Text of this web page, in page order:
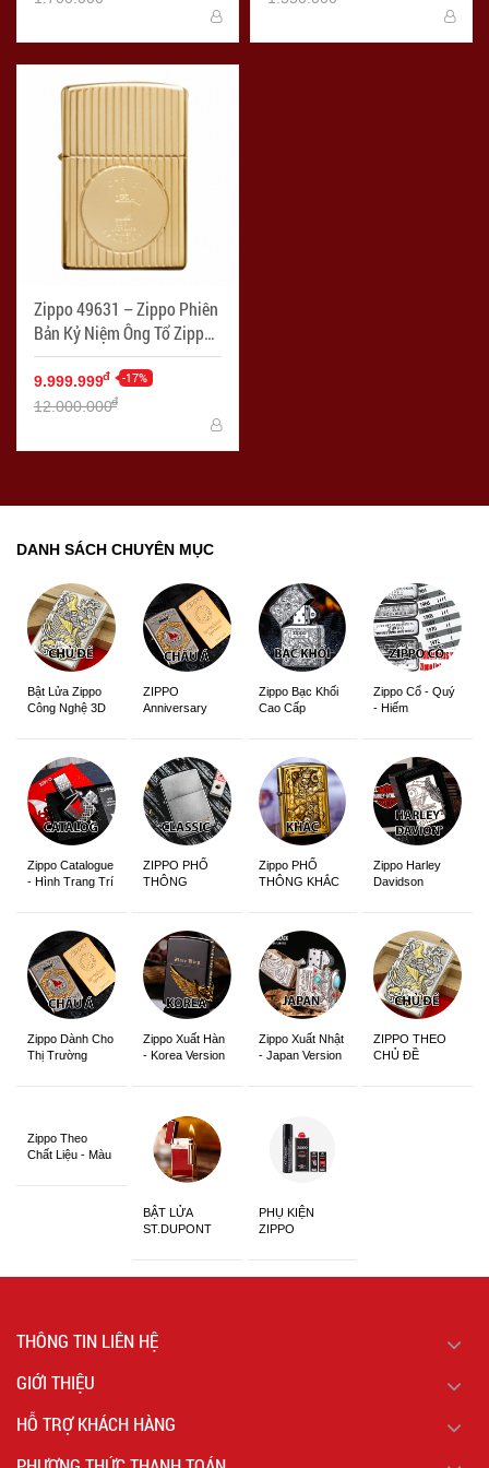
Zippo 49631 – Zippo Phiên
Bản Kỷ Niệm Ông Tổ Zippo
Mạ Vàng 18K - Mã SP:
ZPC3311
9.999.999đ -17%
12.000.000đ
DANH SÁCH CHUYÊN MỤC
Bật Lửa Zippo
Công Nghệ 3D
ZIPPO
Anniversary
Zippo Bạc Khối
Cao Cấp
Zippo Cổ - Quý
- Hiếm
Zippo Catalogue
- Hình Trang Trí
ZIPPO PHỔ
THÔNG
Zippo PHỔ
THÔNG KHẮC
Zippo Harley
Davidson
Zippo Dành Cho
Thị Trường
Zippo Xuất Hàn
- Korea Version
Zippo Xuất Nhật
- Japan Version
ZIPPO THEO
CHỦ ĐỀ
Zippo Theo
Chất Liệu - Màu
BẬT LỬA
ST.DUPONT
PHỤ KIỆN
ZIPPO
THÔNG TIN LIÊN HỆ
GIỚI THIỆU
HỖ TRỢ KHÁCH HÀNG